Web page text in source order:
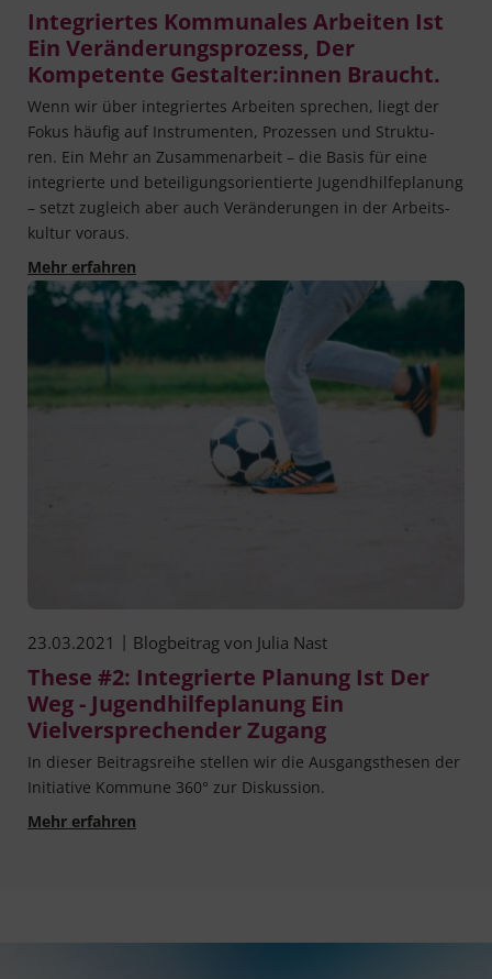
Integriertes Kommunales Arbeiten Ist
Ein Veränderungsprozess, Der
Kompetente Gestalter:innen Braucht.
Wenn wir über inte­grier­tes Arbei­ten spre­chen, liegt der
Fokus häu­fig auf Instru­men­ten, Pro­zes­sen und Struk­tu­
ren. Ein Mehr an Zusam­men­ar­beit – die Basis für eine
inte­grier­te und betei­li­gungs­ori­en­tier­te Jugend­hil­fe­pla­nung
– setzt zugleich aber auch Ver­än­de­run­gen in der Arbeits­
kul­tur voraus.
Mehr erfahrenIntegriertes kommunales Arbeiten ist ein
23.03.2021 | Blogbeitrag von Julia Nast
These #2: Integrierte Planung Ist Der
Weg - Jugendhilfeplanung Ein
Vielversprechender Zugang
In die­ser Bei­trags­rei­he stel­len wir die Aus­gangs­the­sen der
Initia­ti­ve Kom­mu­ne 360° zur Diskussion.
Mehr erfahrenThese #2: Integrierte Planung ist der Weg -